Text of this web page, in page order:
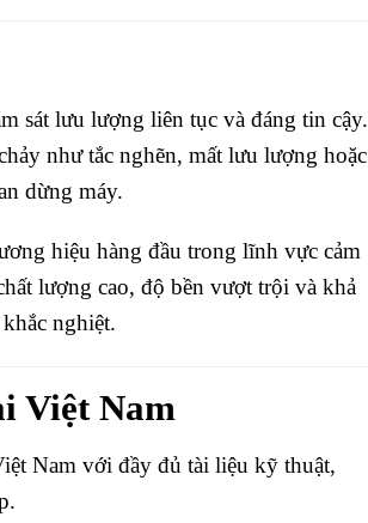
sát lưu lượng liên tục và đáng tin cậy.
như tắc nghẽn, mất lưu lượng hoặc
dừng máy.
hiệu hàng đầu trong lĩnh vực cảm
lượng cao, độ bền vượt trội và khả
nghiệt.
Việt Nam
Nam với đầy đủ tài liệu kỹ thuật,